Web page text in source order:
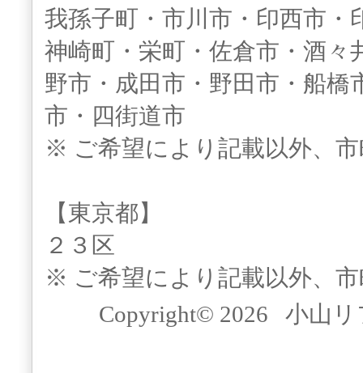
我孫子町・市川市・印西市・
神崎町・栄町・佐倉市・酒々
野市・成田市・野田市・船橋
市・四街道市
※ ご希望により記載以外、
【東京都】
２３区
※ ご希望により記載以外、
Copyright© 2026 小山